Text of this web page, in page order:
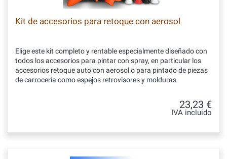
Kit de accesorios para retoque con aerosol
Elige este kit completo y rentable especialmente diseñado con
todos los accesorios para pintar con spray, en particular los
accesorios retoque auto con aerosol o para pintado de piezas
de carrocería como espejos retrovisores y molduras
23,23 €
IVA incluido